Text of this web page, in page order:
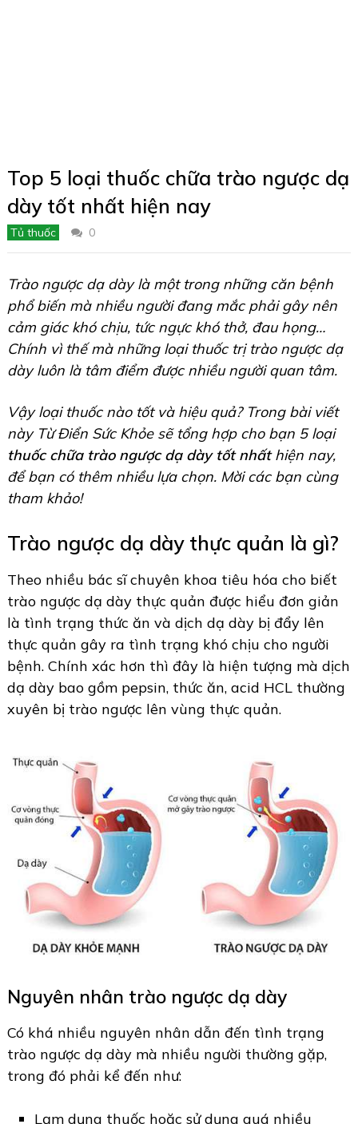
Top 5 loại thuốc chữa trào ngược dạ
dày tốt nhất hiện nay
Tủ thuốc 0
Trào ngược dạ dày là một trong những căn bệnh
phổ biến mà nhiều người đang mắc phải gây nên
cảm giác khó chịu, tức ngực khó thở, đau họng…
Chính vì thế mà những loại thuốc trị trào ngược dạ
dày luôn là tâm điểm được nhiều người quan tâm.
Vậy loại thuốc nào tốt và hiệu quả? Trong bài viết
này Từ Điển Sức Khỏe sẽ tổng hợp cho bạn 5 loại
thuốc chữa trào ngược dạ dày tốt nhấthiện nay,
để bạn có thêm nhiều lựa chọn. Mời các bạn cùng
tham khảo!
Trào ngược dạ dày thực quản là gì?
Theo nhiều bác sĩ chuyên khoa tiêu hóa cho biết
trào ngược dạ dày thực quản được hiểu đơn giản
là tình trạng thức ăn và dịch dạ dày bị đẩy lên
thực quản gây ra tình trạng khó chịu cho người
bệnh. Chính xác hơn thì đây là hiện tượng mà dịch
dạ dày bao gồm pepsin, thức ăn, acid HCL thường
xuyên bị trào ngược lên vùng thực quản.
Nguyên nhân trào ngược dạ dày
Có khá nhiều nguyên nhân dẫn đến tình trạng
trào ngược dạ dày mà nhiều người thường gặp,
trong đó phải kể đến như:
Lạm dụng thuốc hoặc sử dụng quá nhiều